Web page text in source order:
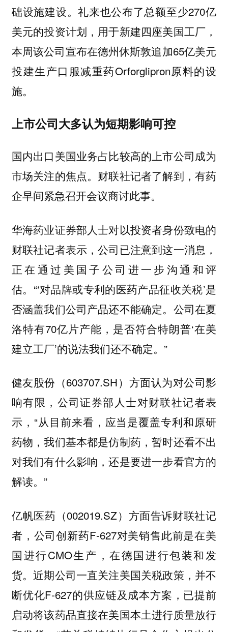
础设施建设。礼来也公布了总额至少270亿
美元的投资计划，用于新建四座美国工厂，
本周该公司宣布在德州休斯敦追加65亿美元
投建生产口服减重药Orforglipron原料的设
施。
上市公司大多认为短期影响可控
国内出口美国业务占比较高的上市公司成为
市场关注的焦点。财联社记者了解到，有药
企早间紧急召开会议商讨此事。
华海药业证券部人士对以投资者身份致电的
财联社记者表示，公司已注意到这一消息，
正在通过美国子公司进一步沟通和评
估。“‘对品牌或专利的医药产品征收关税’是
否涵盖我们公司产品还不能确定。公司在夏
洛特有70亿片产能，是否符合特朗普‘在美
建立工厂’的说法我们还不确定。”
健友股份（603707.SH）方面认为对公司影
响有限，公司证券部人士对财联社记者表
示，“从目前来看，应当是覆盖专利和原研
药物，我们基本都是仿制药，暂时还看不出
对我们有什么影响，还是要进一步看官方的
解读。”
亿帆医药（002019.SZ）方面告诉财联社记
者，公司创新药F-627对美销售此前是在美
国进行CMO生产，在德国进行包装和发
货。近期公司一直关注美国关税政策，并不
断优化F-627的供应链及成本方案，已提前
启动将该药品直接在美国本土进行质量放行